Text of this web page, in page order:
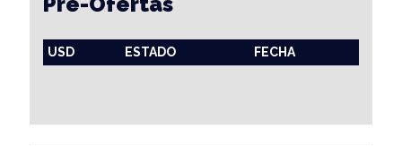
USD ESTADO FECHA